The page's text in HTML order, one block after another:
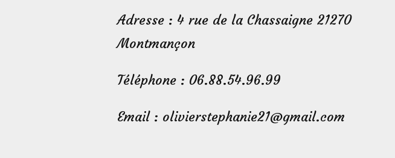
Adresse : 4 rue de la Chassaigne 21270
Montmançon
Téléphone : 06.88.54.96.99
Email : olivierstephanie21@gmail.com